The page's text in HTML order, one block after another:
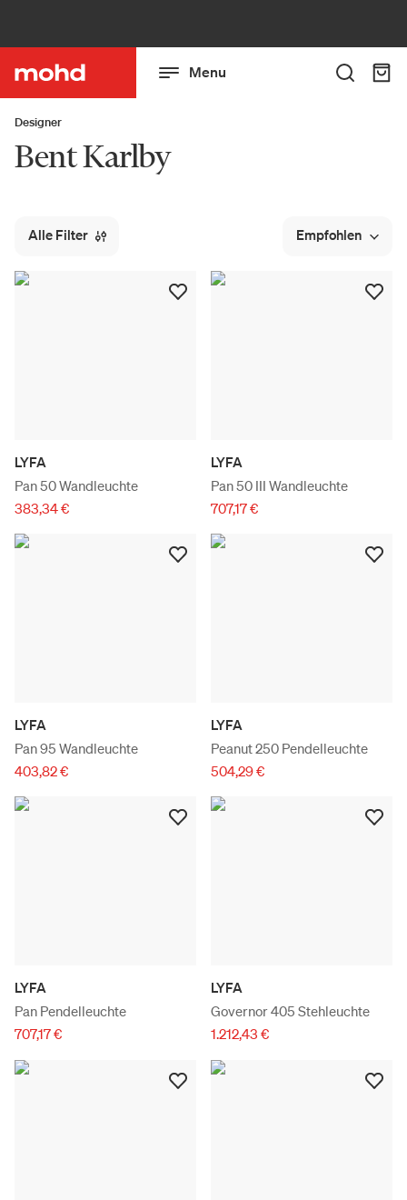
Menu
Designer
Bent Karlby
Alle Filter Empfohlen
LYFA
Pan 50 Wandleuchte
383,34 €
LYFA
Pan 50 III Wandleuchte
707,17 €
LYFA
Pan 95 Wandleuchte
403,82 €
LYFA
Peanut 250 Pendelleuchte
504,29 €
LYFA
Pan Pendelleuchte
707,17 €
LYFA
Governor 405 Stehleuchte
1.212,43 €